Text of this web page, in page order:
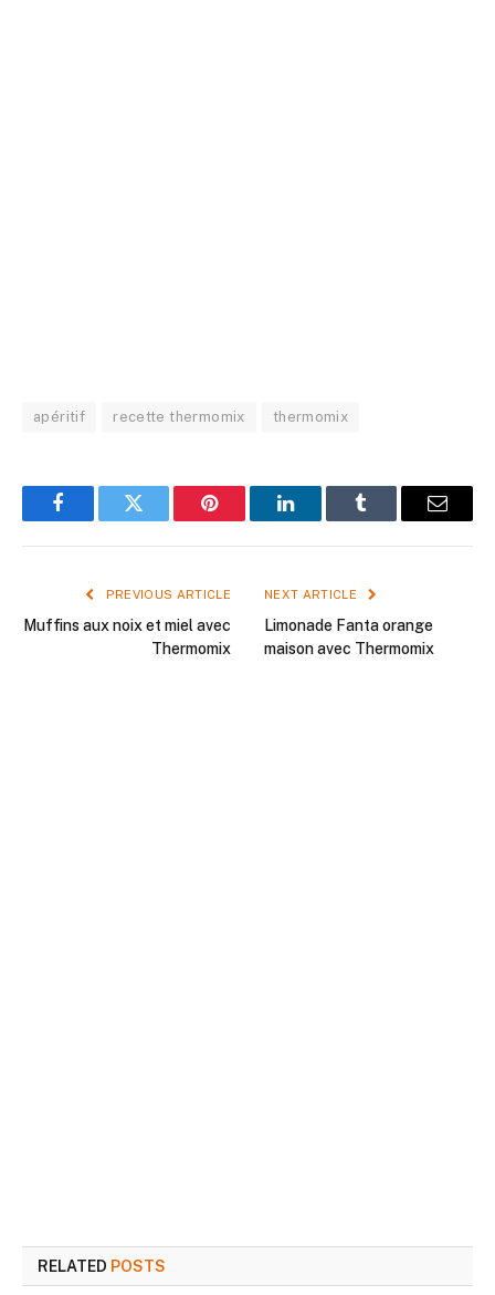
apéritif recette thermomix thermomix
FacebookTwitter Pinterest LinkedInTumblr Email
PREVIOUS ARTICLE
Muffins aux noix et miel avec
Thermomix
NEXT ARTICLE
Limonade Fanta orange
maison avec Thermomix
RELATED POSTS